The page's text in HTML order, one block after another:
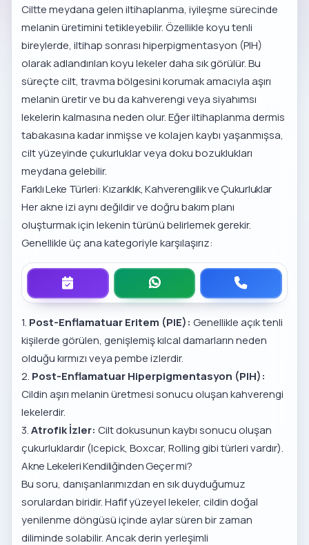
Ciltte meydana gelen iltihaplanma, iyileşme sürecinde
melanin üretimini tetikleyebilir. Özellikle koyu tenli
bireylerde, iltihap sonrası hiperpigmentasyon (PIH)
olarak adlandırılan koyu lekeler daha sık görülür. Bu
süreçte cilt, travma bölgesini korumak amacıyla aşırı
melanin üretir ve bu da kahverengi veya siyahımsı
lekelerin kalmasına neden olur. Eğer iltihaplanma dermis
tabakasına kadar inmişse ve kolajen kaybı yaşanmışsa,
cilt yüzeyinde çukurluklar veya doku bozuklukları
meydana gelebilir.
Farklı Leke Türleri: Kızarıklık, Kahverengilik ve Çukurluklar
Her akne izi aynı değildir ve doğru bakım planı
oluşturmak için lekenin türünü belirlemek gerekir.
Genellikle üç ana kategoriyle karşılaşırız:
1. Post-Enflamatuar Eritem (PIE): Genellikle açık tenli
kişilerde görülen, genişlemiş kılcal damarların neden
olduğu kırmızı veya pembe izlerdir.
2. Post-Enflamatuar Hiperpigmentasyon (PIH):
Cildin aşırı melanin üretmesi sonucu oluşan kahverengi
lekelerdir.
3.Atrofik İzler: Cilt dokusunun kaybı sonucu oluşan
çukurluklardır (Icepick, Boxcar, Rolling gibi türleri vardır).
Akne Lekeleri Kendiliğinden Geçer mi?
Bu soru, danışanlarımızdan en sık duyduğumuz
sorulardan biridir. Hafif yüzeyel lekeler, cildin doğal
yenilenme döngüsü içinde aylar süren bir zaman
diliminde solabilir. Ancak derin yerleşimli